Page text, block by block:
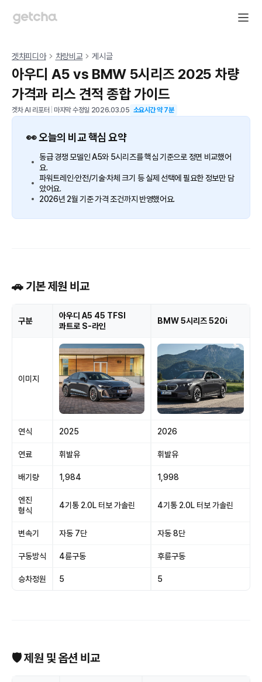
겟차피디아 차량비교 게시글
아우디 A5 vs BMW 5시리즈 2025 차량
가격과 리스 견적 종합 가이드
겟차 AI 리포터 마지막 수정일 2026.03.05 소요시간 약7분
👀 오늘의 비교 핵심 요약
동급 경쟁 모델인 A5와 5시리즈를 핵심 기준으로 정면 비교했어
요.
파워트레인·안전/기술·차체 크기 등 실제 선택에 필요한 정보만 담
았어요.
2026년 2월 기준 가격 조건까지 반영했어요.
🚗 기본 제원 비교
구분
아우디 A5 45 TFSI
콰트로 S-라인
BMW 5시리즈 520i
이미지
연식 2025 2026
연료 휘발유 휘발유
배기량 1,984 1,998
엔진
형식
4기통 2.0L 터보 가솔린 4기통 2.0L 터보 가솔린
변속기 자동 7단 자동 8단
구동방식 4륜구동 후륜구동
승차정원 5 5
🛡 제원 및 옵션 비교